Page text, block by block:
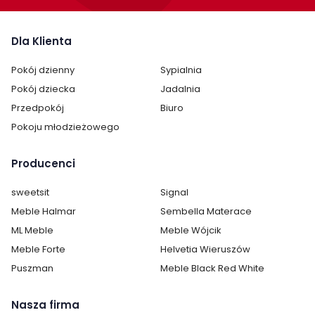
Montaż: do samodzielnego montażu
Styl:
Kolor mebla: Brąz
Dla Klienta
Pokój dzienny
Sypialnia
Pokój dziecka
Jadalnia
Przedpokój
Biuro
Pokoju młodzieżowego
Producenci
sweetsit
Signal
Meble Halmar
Sembella Materace
ML Meble
Meble Wójcik
Meble Forte
Helvetia Wieruszów
Puszman
Meble Black Red White
Nasza firma